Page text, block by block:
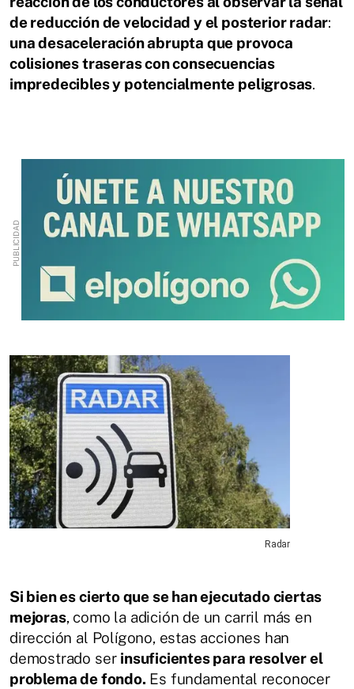
de reducción de velocidad y el posterior radar:
una desaceleración abrupta que provoca
colisiones traseras con consecuencias
impredecibles y potencialmente peligrosas.
Radar
Si bien es cierto que se han ejecutado ciertas
mejoras, como la adición de un carril más en
dirección al Polígono, estas acciones han
demostrado ser insuficientes para resolver el
problema de fondo. Es fundamental reconocer